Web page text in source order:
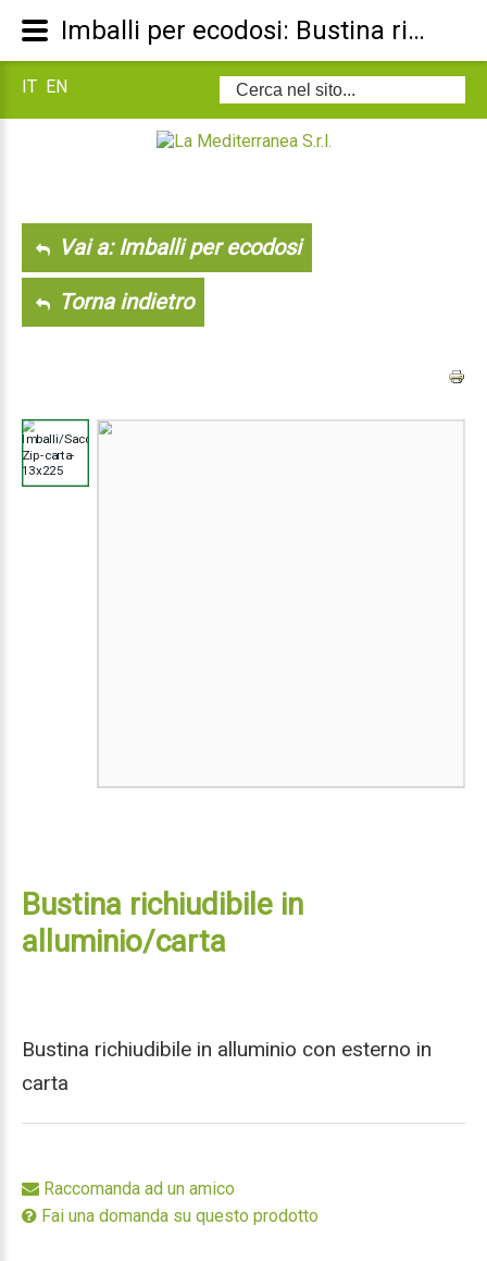
Cerca...
IT EN
Vai a: Imballi per ecodosi
Torna indietro
Bustina richiudibile in
alluminio/carta
Bustina richiudibile in alluminio con esterno in
carta
Raccomanda ad un amico
Fai una domanda su questo prodotto
Imballi per ecodosi: Bustina richiudibile in alluminio/carta